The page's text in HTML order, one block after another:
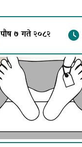
पौष ७ गते २०८२